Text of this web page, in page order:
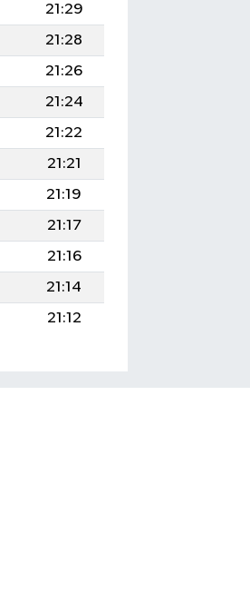
21:29
21:28
21:26
21:24
21:22
21:21
21:19
21:17
21:16
21:14
21:12